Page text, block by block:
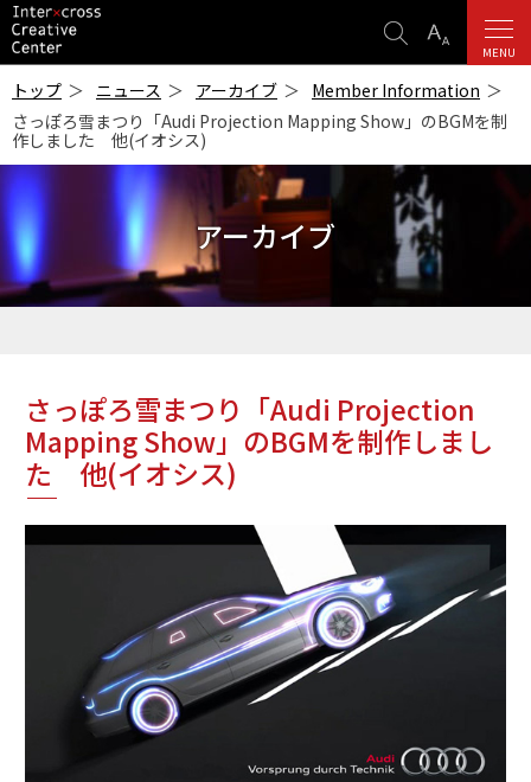
ICC
-インターク
ロス・クリエ
イティブ・セ
ンター-
検
表
設
定
MENU
トップ ニュース アーカイブ
Member Information
さっぽろ雪まつり「Audi Projection Mapping Show」のBGMを制
作しました 他(イオシス)
アーカイブ
さっぽろ雪まつり「Audi Projection
Mapping Show」のBGMを制作しまし
た 他(イオシス)